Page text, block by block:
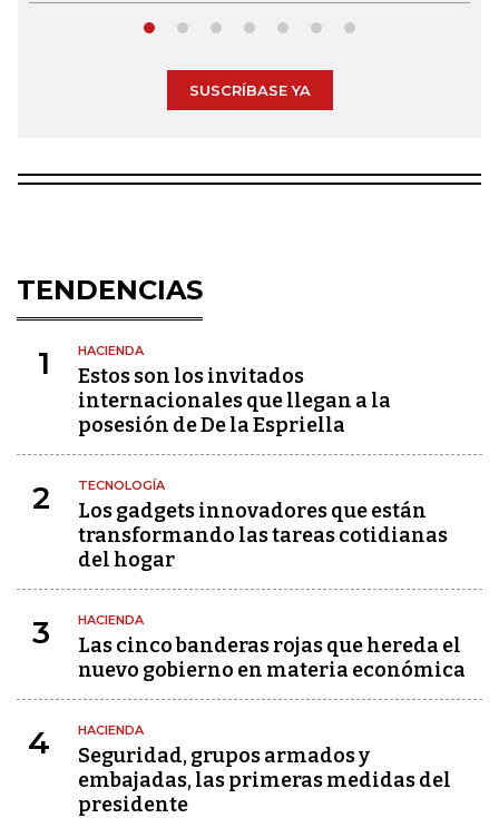
SUSCRÍBASE YA
TENDENCIAS
1 HACIENDA
Estos son los invitados
internacionales que llegan a la
posesión de De la Espriella
2 TECNOLOGÍA
Los gadgets innovadores que están
transformando las tareas cotidianas
del hogar
3 HACIENDA
Las cinco banderas rojas que hereda el
nuevo gobierno en materia económica
4 HACIENDA
Seguridad, grupos armados y
embajadas, las primeras medidas del
presidente